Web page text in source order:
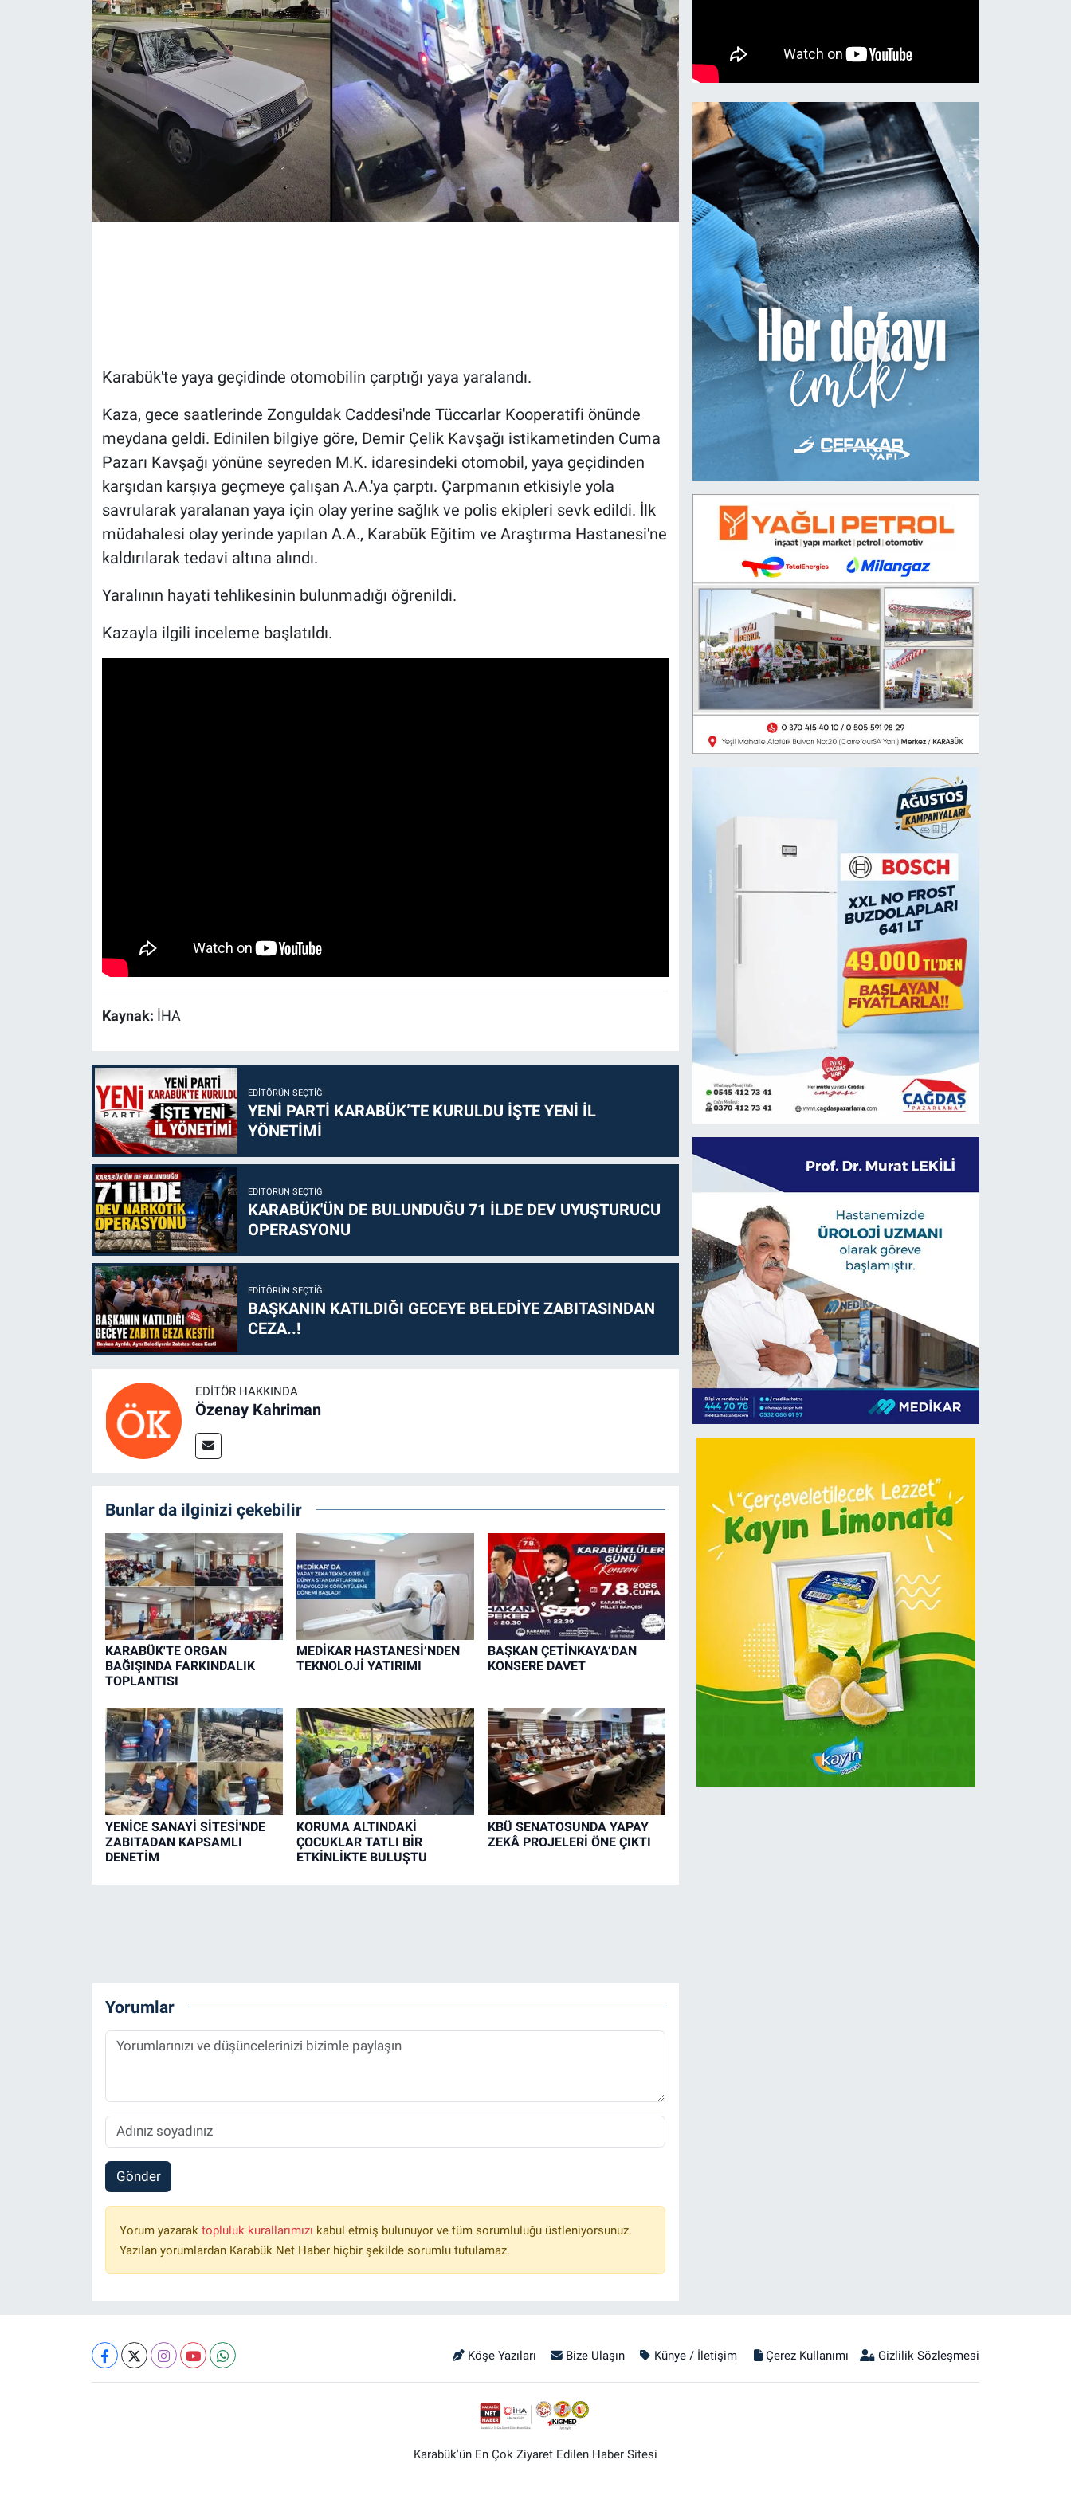
Karabük'te yaya geçidinde otomobilin çarptığı yaya yaralandı.
Kaza, gece saatlerinde Zonguldak Caddesi'nde Tüccarlar Kooperatifi önünde
meydana geldi. Edinilen bilgiye göre, Demir Çelik Kavşağı istikametinden Cuma
Pazarı Kavşağı yönüne seyreden M.K. idaresindeki otomobil, yaya geçidinden
karşıdan karşıya geçmeye çalışan A.A.'ya çarptı. Çarpmanın etkisiyle yola
savrularak yaralanan yaya için olay yerine sağlık ve polis ekipleri sevk edildi. İlk
müdahalesi olay yerinde yapılan A.A., Karabük Eğitim ve Araştırma Hastanesi'ne
kaldırılarak tedavi altına alındı.
Yaralının hayati tehlikesinin bulunmadığı öğrenildi.
Kazayla ilgili inceleme başlatıldı.
Kaynak: İHA
EDITÖRÜN SEÇTIĞI
YENİ PARTİ KARABÜK’TE KURULDU İŞTE YENİ İL
YÖNETİMİ
EDITÖRÜN SEÇTIĞI
KARABÜK'ÜN DE BULUNDUĞU 71 İLDE DEV UYUŞTURUCU
OPERASYONU
EDITÖRÜN SEÇTIĞI
BAŞKANIN KATILDIĞI GECEYE BELEDİYE ZABITASINDAN
CEZA..!
EDITÖR HAKKINDA
Özenay Kahriman
Bunlar da ilginizi çekebilir
KARABÜK'TE ORGAN
BAĞIŞINDA FARKINDALIK
TOPLANTISI
MEDİKAR HASTANESİ’NDEN
TEKNOLOJİ YATIRIMI
BAŞKAN ÇETİNKAYA’DAN
KONSERE DAVET
YENİCE SANAYİ SİTESİ'NDE
ZABITADAN KAPSAMLI
DENETİM
KORUMA ALTINDAKİ
ÇOCUKLAR TATLI BİR
ETKİNLİKTE BULUŞTU
KBÜ SENATOSUNDA YAPAY
ZEKÂ PROJELERİ ÖNE ÇIKTI
Yorumlar
Gönder
Yorum yazarak topluluk kurallarımızı kabul etmiş bulunuyor ve tüm sorumluluğu üstleniyorsunuz.
Yazılan yorumlardan Karabük Net Haber hiçbir şekilde sorumlu tutulamaz.
Köşe Yazıları Bize Ulaşın Künye / İletişim Çerez Kullanımı Gizlilik Sözleşmesi
Karabük'ün En Çok Ziyaret Edilen Haber Sitesi